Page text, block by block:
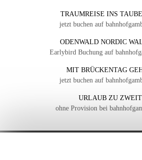
TRAUMREISE INS
jetzt buchen auf
ODENWALD NORDIC
Earlybird Buchung auf
MIT BRÜCKENTAG
jetzt buchen auf
URLAUB ZU ZWEIT
ohne Provision bei